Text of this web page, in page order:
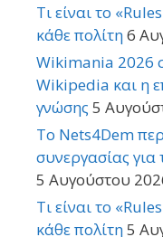
Τι είναι το
κάθε πολίτη6
Wikimania 2026
Wikipedia και η
γνώσης 5
Το Nets4Dem
συνεργασίας
5 Αυγούστου
Τι είναι το
κάθε πολίτη5